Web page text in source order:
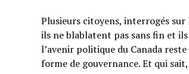
Plusieurs citoyens, interrogés
ils ne blablatent pas sans fin et
l’avenir politique du Canada
forme de gouvernance. Et qui